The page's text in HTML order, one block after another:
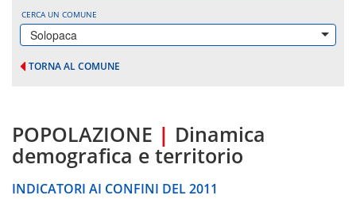
CERCA UN COMUNE
Solopaca
TORNA AL COMUNE
POPOLAZIONE | Dinamica
demografica e territorio
INDICATORI AI CONFINI DEL 2011